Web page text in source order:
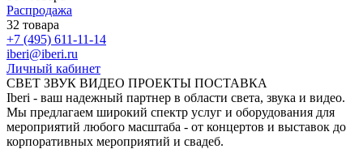
Распродажа
32 товара
+7 (495) 611-11-14
iberi@iberi.ru
Личный кабинет
СВЕТ ЗВУК ВИДЕО ПРОЕКТЫ ПОСТАВКА
Iberi - ваш надежный партнер в области света, звука и видео.
Мы предлагаем широкий спектр услуг и оборудования для
мероприятий любого масштаба - от концертов и выставок до
корпоративных мероприятий и свадеб.